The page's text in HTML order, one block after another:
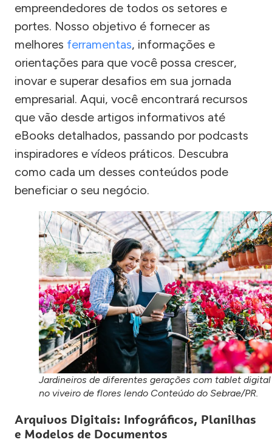
empreendedores de todos os setores e
portes. Nosso objetivo é fornecer as
melhores ferramentas, informações e
orientações para que você possa crescer,
inovar e superar desafios em sua jornada
empresarial. Aqui, você encontrará recursos
que vão desde artigos informativos até
eBooks detalhados, passando por podcasts
inspiradores e vídeos práticos. Descubra
como cada um desses conteúdos pode
beneficiar o seu negócio.
Jardineiros de diferentes gerações com tablet digital
no viveiro de flores lendo Conteúdo do Sebrae/PR.
Arquivos Digitais: Infográficos, Planilhas
e Modelos de Documentos